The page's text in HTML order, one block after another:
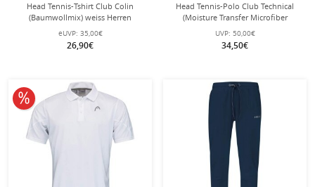
Head Tennis-Tshirt Club Colin
(Baumwollmix) weiss Herren
eUVP: 35,00€
26,90€
Head Tennis-Polo Club Technical
(Moisture Transfer Microfiber
Technologie) dunkelblau Herren
UVP: 50,00€
34,50€
10% reduziert